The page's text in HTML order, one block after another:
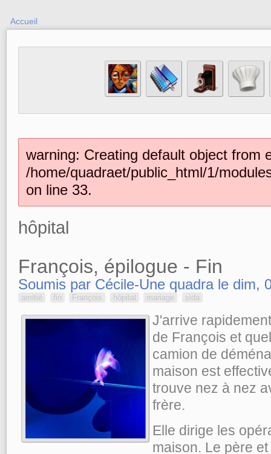
Accueil
warning: Creating default object from
/home/quadraet/public_html/1/
on line 33.
hôpital
François, épilogue - Fin
Soumis par Cécile-Une quadra le dim,
amitié fin François hôpital mariage sida
J'arrive
de François et
camion de
maison est
trouve nez à nez
frère.
Elle dirige les
maison. Le père